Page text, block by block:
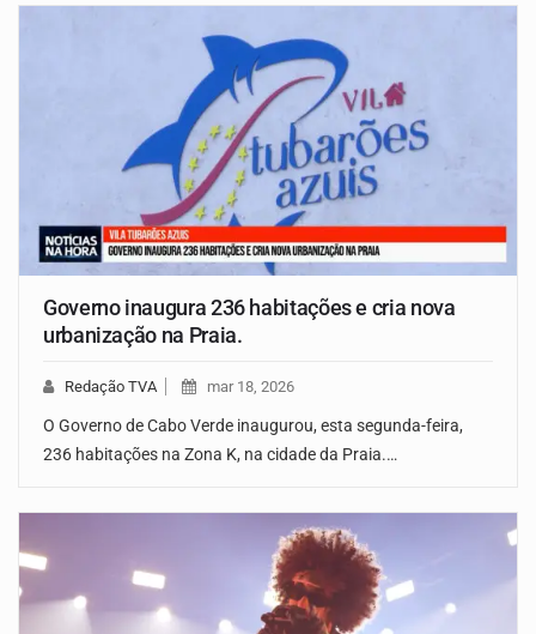
Governo inaugura 236 habitações e cria nova
urbanização na Praia.
Redação TVA mar 18, 2026
O Governo de Cabo Verde inaugurou, esta segunda-feira,
236 habitações na Zona K, na cidade da Praia.…